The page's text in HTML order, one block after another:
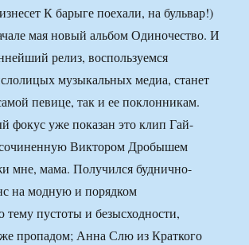
К барыге поехали, на бульвар!)
мая новый альбом Одиночество. И
релиз, воспользуемся
музыкальных медиа, станет
певице, так и ее поклонникам.
фокус уже показан это клип Гай-
Виктором Дробышем
мне, мама. Получился буднично-
на модную и порядком
тему пустоты и безысходности,
пропадом; Анна Слю из Краткого